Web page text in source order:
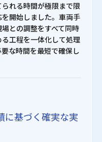
れる時間が極限まで限
開始しました。車両手
との調整をすべて同時
工程を一体化して処理
な時間を最短で確保し
に基づく確実な実